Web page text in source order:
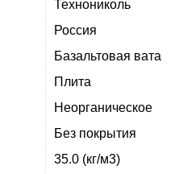
Технониколь
Россия
Базальтовая вата
Плита
Неорганическое
Без покрытия
35.0 (кг/м3)